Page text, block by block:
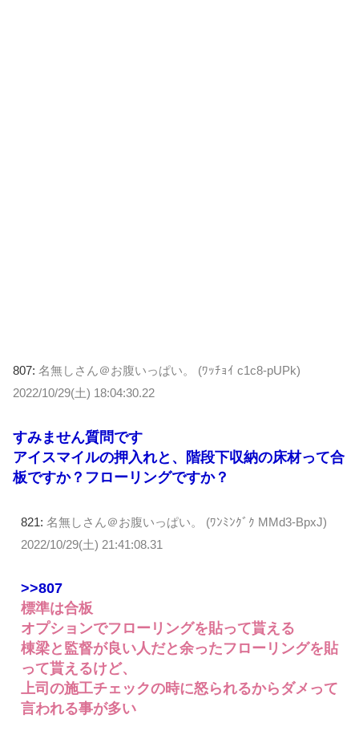
807: 名無しさん＠お腹いっぱい。 (ﾜｯﾁｮｲ c1c8-pUPk)
2022/10/29(土) 18:04:30.22
すみません質問です
アイスマイルの押入れと、階段下収納の床材って合
板ですか？フローリングですか？
821: 名無しさん＠お腹いっぱい。 (ﾜﾝﾐﾝｸﾞｸ MMd3-BpxJ)
2022/10/29(土) 21:41:08.31
>>807
標準は合板
オプションでフローリングを貼って貰える
棟梁と監督が良い人だと余ったフローリングを貼
って貰えるけど、
上司の施工チェックの時に怒られるからダメって
言われる事が多い